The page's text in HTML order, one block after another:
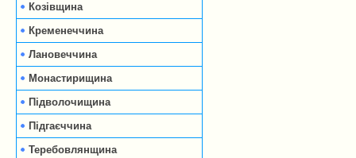
Козівщина
Кременеччина
Лановеччина
Монастирищина
Підволочищина
Підгаєччина
Теребовлянщина